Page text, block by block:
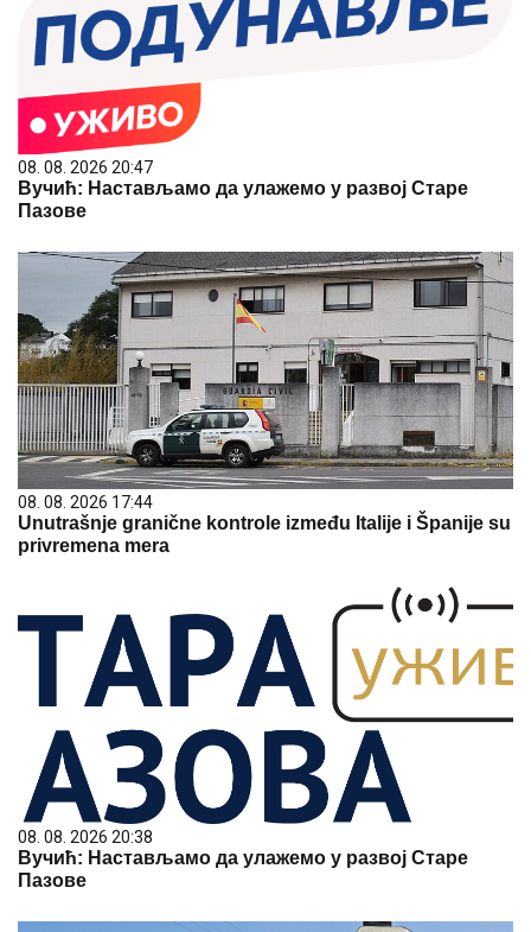
08. 08. 2026 20:47
Вучић: Настављамо да улажемо у развој Старе
Пазове
08. 08. 2026 17:44
Unutrašnje granične kontrole između Italije i Španije su
privremena mera
08. 08. 2026 20:38
Вучић: Настављамо да улажемо у развој Старе
Пазове